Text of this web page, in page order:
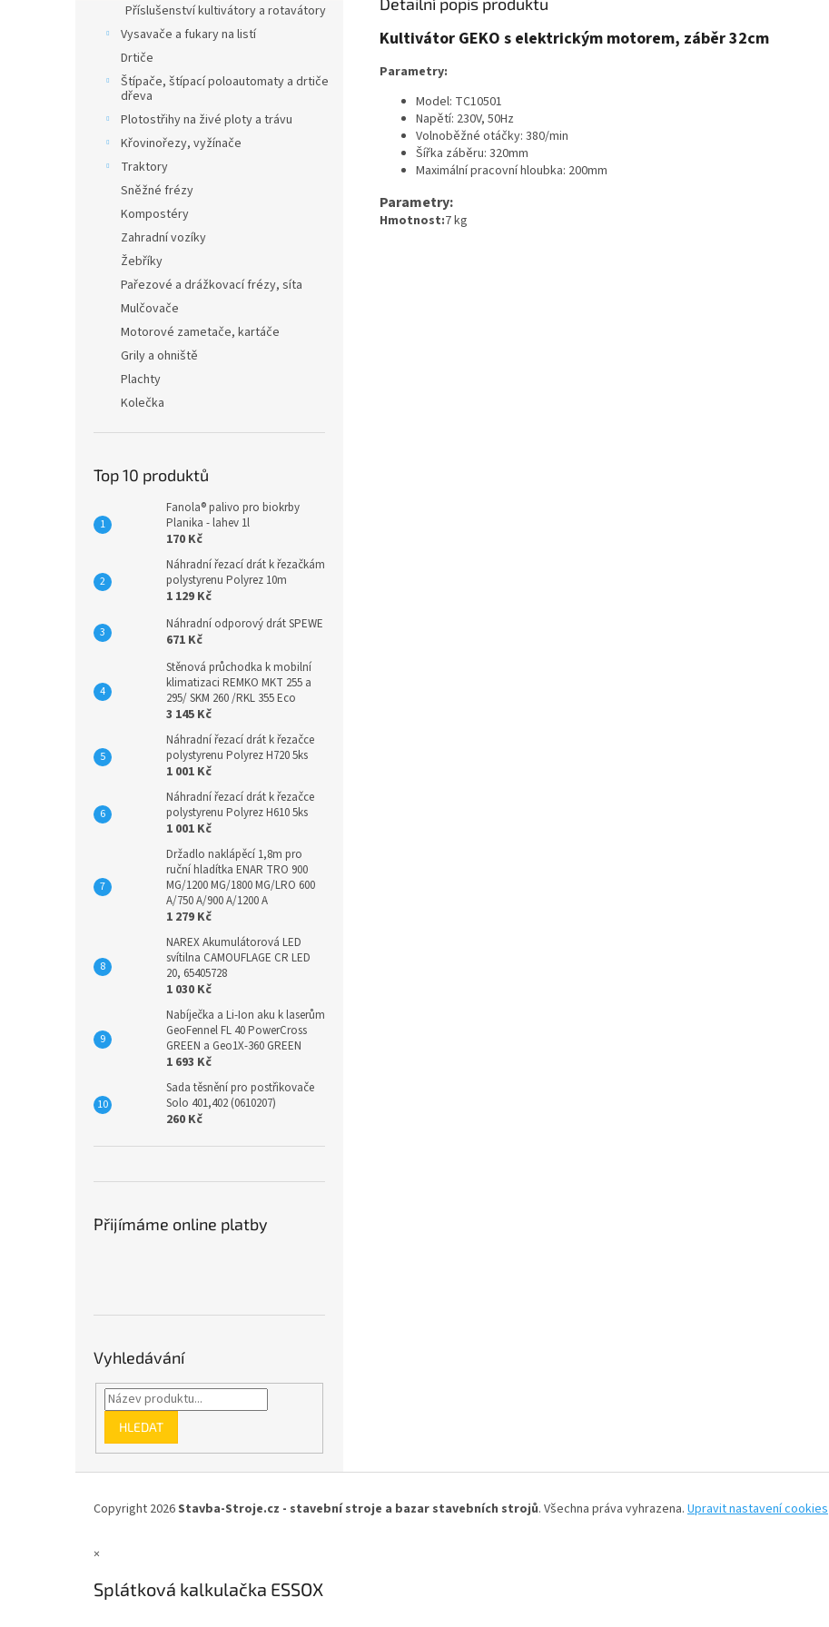
Příslušenství kultivátory a rotavátory
Vysavače a fukary na listí
Drtiče
Štípače, štípací poloautomaty a drtiče
dřeva
Plotostřihy na živé ploty a trávu
Křovinořezy, vyžínače
Traktory
Sněžné frézy
Kompostéry
Zahradní vozíky
Žebříky
Pařezové a drážkovací frézy, síta
Mulčovače
Motorové zametače, kartáče
Grily a ohniště
Plachty
Kolečka
Top 10 produktů
Fanola® palivo pro biokrby
Planika - lahev 1l
170 Kč
Náhradní řezací drát k řezačkám
polystyrenu Polyrez 10m
1 129 Kč
Náhradní odporový drát SPEWE
671 Kč
Stěnová průchodka k mobilní
klimatizaci REMKO MKT 255 a
295/ SKM 260 /RKL 355 Eco
3 145 Kč
Náhradní řezací drát k řezačce
polystyrenu Polyrez H720 5ks
1 001 Kč
Náhradní řezací drát k řezačce
polystyrenu Polyrez H610 5ks
1 001 Kč
Držadlo naklápěcí 1,8m pro
ruční hladítka ENAR TRO 900
MG/1200 MG/1800 MG/LRO 600
A/750 A/900 A/1200 A
1 279 Kč
NAREX Akumulátorová LED
svítilna CAMOUFLAGE CR LED
20, 65405728
1 030 Kč
Nabíječka a Li-Ion aku k laserům
GeoFennel FL 40 PowerCross
GREEN a Geo1X-360 GREEN
1 693 Kč
Sada těsnění pro postřikovače
Solo 401,402 (0610207)
260 Kč
Přijímáme online platby
Vyhledávání
HLEDAT
Kultivátor GEKO s elektrickým motorem, záběr 32cm
Parametry:
Model: TC10501
Napětí: 230V, 50Hz
Volnoběžné otáčky: 380/min
Šířka záběru: 320mm
Maximální pracovní hloubka: 200mm
Parametry:
Hmotnost:7 kg
Copyright 2026Stavba-Stroje.cz - stavební stroje a bazar stavebních strojů. Všechna práva vyhrazena. Upravit nastavení cookies
×
Splátková kalkulačka ESSOX